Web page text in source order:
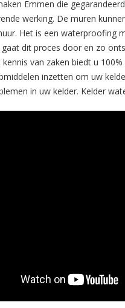
Emmen die
werking. De muren
Het is een waterproofing
dit proces door en zo
van zaken biedt u
inzetten om uw
in uw kelder. Kelder